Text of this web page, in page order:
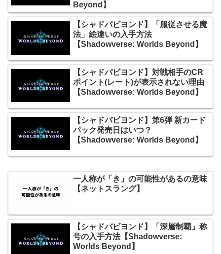
Beyond】
【シャドバビヨンド】「服従させる魔
法」絵違いの入手方法
【Shadowverse: Worlds Beyond】
【シャドバビヨンド】対戦相手のCR
ポイント(レート)が表示されない理由
【Shadowverse: Worlds Beyond】
【シャドバビヨンド】第6弾 新カード
パック発売日はいつ？
【Shadowverse: Worlds Beyond】
一人称が「き」の可能性があるの意味
【ネットスラング】
【シャドバビヨンド】「深層制覇」称
号の入手方法【Shadowverse:
Worlds Beyond】